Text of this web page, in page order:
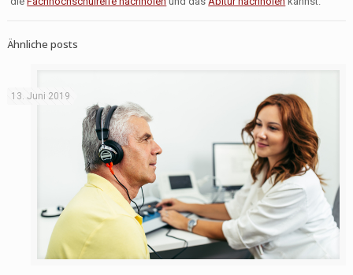
Ähnliche posts
13. Juni 2019